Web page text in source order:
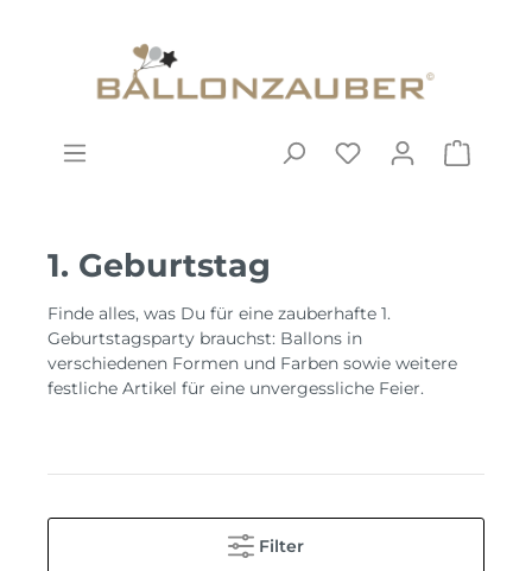
1. Geburtstag
Finde alles, was Du für eine zauberhafte 1.
Geburtstagsparty brauchst: Ballons in
verschiedenen Formen und Farben sowie weitere
festliche Artikel für eine unvergessliche Feier.
Filter